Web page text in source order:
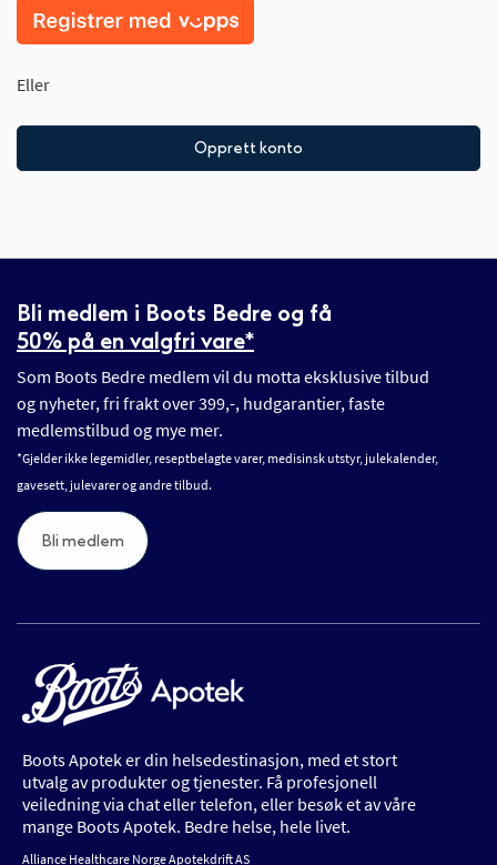
Eller
Opprett konto
Bli medlem i Boots Bedre og få
50% på en valgfri vare*
Som Boots Bedre medlem vil du motta eksklusive tilbud
og nyheter, fri frakt over 399,-, hudgarantier, faste
medlemstilbud og mye mer.
*Gjelder ikke legemidler, reseptbelagte varer, medisinsk utstyr, julekalender,
gavesett, julevarer og andre tilbud.
Bli medlem
Boots Apotek er din helsedestinasjon, med et stort
utvalg av produkter og tjenester. Få profesjonell
veiledning via chat eller telefon, eller besøk et av våre
mange Boots Apotek. Bedre helse, hele livet.
Alliance Healthcare Norge Apotekdrift AS